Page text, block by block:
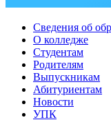
Сведения об
О колледже
Студентам
Родителям
Выпускникам
Абитуриентам
Новости
УПК